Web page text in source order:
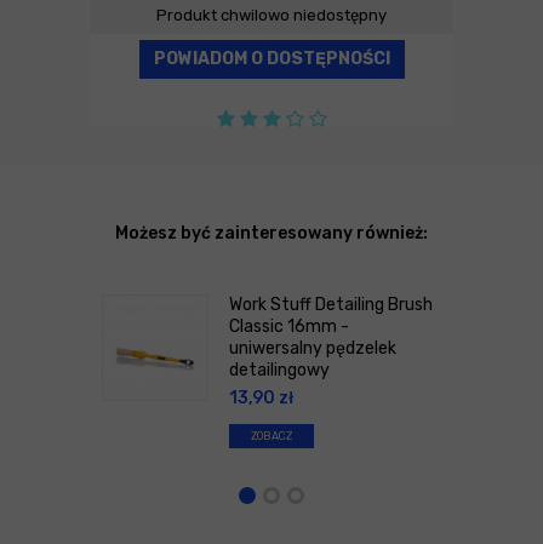
Produkt chwilowo niedostępny
POWIADOM O DOSTĘPNOŚCI
Możesz być zainteresowany również:
Work Stuff Detailing Brush
Classic 16mm -
uniwersalny pędzelek
detailingowy
13,90 zł
ZOBACZ